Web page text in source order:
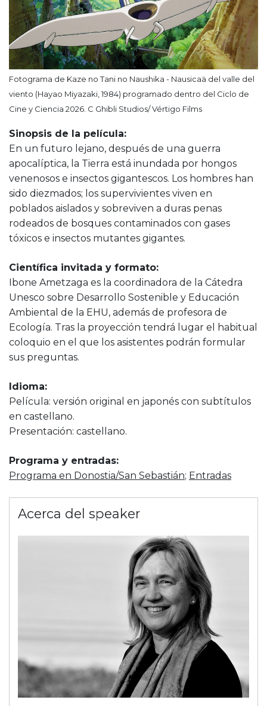
Fotograma de Kaze no Tani no Naushika - Nausicaä del valle del
viento (Hayao Miyazaki, 1984) programado dentro del Ciclo de
Cine y Ciencia 2026. C Ghibli Studios/ Vértigo Films
Sinopsis de la película:
En un futuro lejano, después de una guerra
apocalíptica, la Tierra está inundada por hongos
venenosos e insectos gigantescos. Los hombres han
sido diezmados; los supervivientes viven en
poblados aislados y sobreviven a duras penas
rodeados de bosques contaminados con gases
tóxicos e insectos mutantes gigantes.
Científica invitada y formato:
Ibone Ametzaga es la coordinadora de la Cátedra
Unesco sobre Desarrollo Sostenible y Educación
Ambiental de la EHU, además de profesora de
Ecología. Tras la proyección tendrá lugar el habitual
coloquio en el que los asistentes podrán formular
sus preguntas.
Idioma:
Película: versión original en japonés con subtítulos
en castellano.
Presentación: castellano.
Programa y entradas:
Programa en Donostia/San Sebastián; Entradas
Acerca del speaker